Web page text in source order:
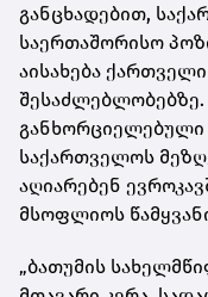
განცხადებით,
საერთაშორისო
აისახება
შესაძლებლობებზე.
განხორციელებული
საქართველოს
აღიარებენ
მსოფლიოს
„ბათუმის